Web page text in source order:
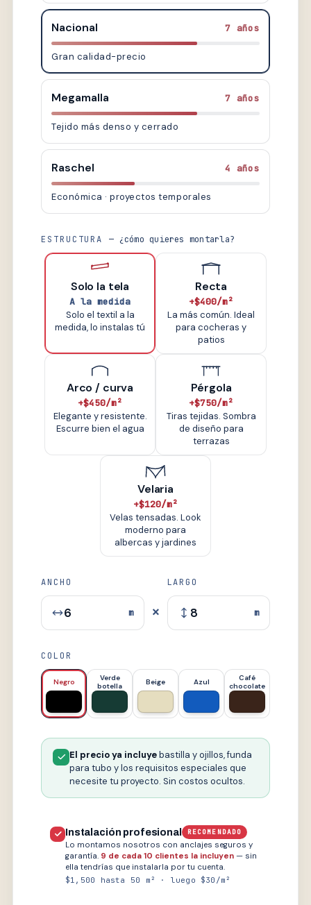
Nacional 7 años
Gran calidad-precio
Megamalla 7 años
Tejido más denso y cerrado
Raschel 4 años
Económica · proyectos temporales
ESTRUCTURA— ¿cómo quieres montarla?
Solo la tela
A la medida
Solo el textil a la
medida, lo instalas tú
Recta
+$400/m²
La más común. Ideal
para cocheras y
patios
Arco / curva
+$450/m²
Elegante y resistente.
Escurre bien el agua
Pérgola
+$750/m²
Tiras tejidas. Sombra
de diseño para
terrazas
Velaria
+$120/m²
Velas tensadas. Look
moderno para
albercas y jardines
ANCHO
m ×
LARGO
m
COLOR
Negro
Verde
botella
Beige Azul
Café
chocolate
El precio ya incluyebastilla y ojillos, funda
para tubo y los requisitos especiales que
necesite tu proyecto. Sin costos ocultos.
Instalación profesional RECOMENDADO
Lo montamos nosotros con anclajes seguros y
garantía. 9 de cada 10 clientes la incluyen — sin
ella tendrías que instalarla por tu cuenta.
$1,500 hasta 50 m² · luego $30/m²